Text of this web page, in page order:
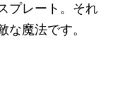
プレート。それ
な魔法です。